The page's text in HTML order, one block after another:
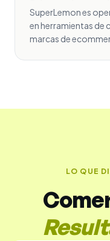
SuperLemon es
en herramientas de
marcas de
LO QUE